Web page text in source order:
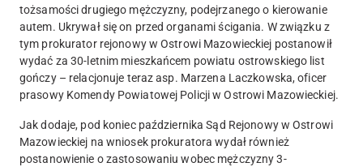
tożsamości drugiego mężczyzny, podejrzanego o kierowanie
autem. Ukrywał się on przed organami ścigania. W związku z
tym prokurator rejonowy w Ostrowi Mazowieckiej postanowił
wydać za 30-letnim mieszkańcem powiatu ostrowskiego list
gończy– relacjonuje teraz asp. Marzena Laczkowska, oficer
prasowy Komendy Powiatowej Policji w Ostrowi Mazowieckiej.
Jak dodaje, pod koniec października Sąd Rejonowy w Ostrowi
Mazowieckiej na wniosek prokuratora wydał również
postanowienie o zastosowaniu wobec mężczyzny 3-